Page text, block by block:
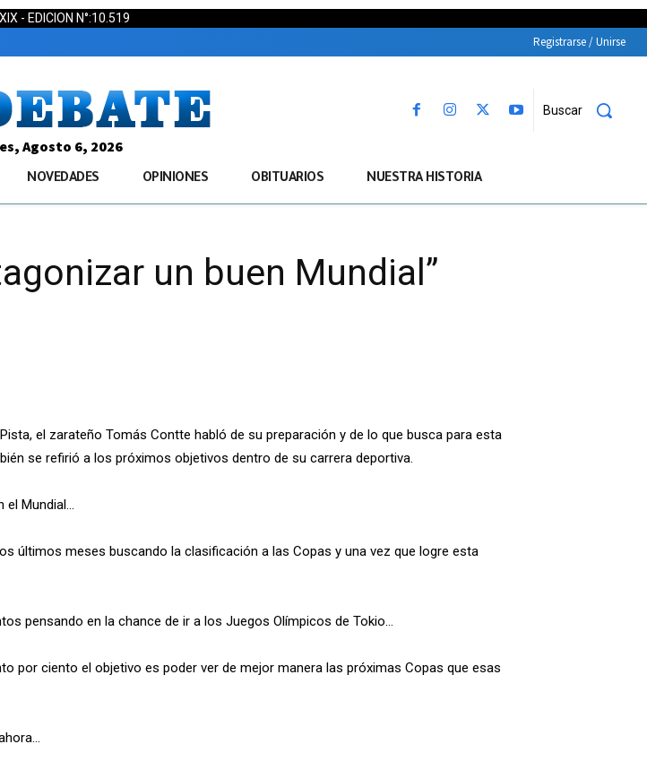
- EDICION N°:10.519
Registrarse / Unirse
Buscar
Agosto 6, 2026
NOVEDADES OPINIONES OBITUARIOS NUESTRA HISTORIA
un buen Mundial”
el zarateño Tomás Contte habló de su preparación y de lo que busca para esta
se refirió a los próximos objetivos dentro de su carrera deportiva.
el Mundial…
últimos meses buscando la clasificación a las Copas y una vez que logre esta
pensando en la chance de ir a los Juegos Olímpicos de Tokio…
por ciento el objetivo es poder ver de mejor manera las próximas Copas que esas